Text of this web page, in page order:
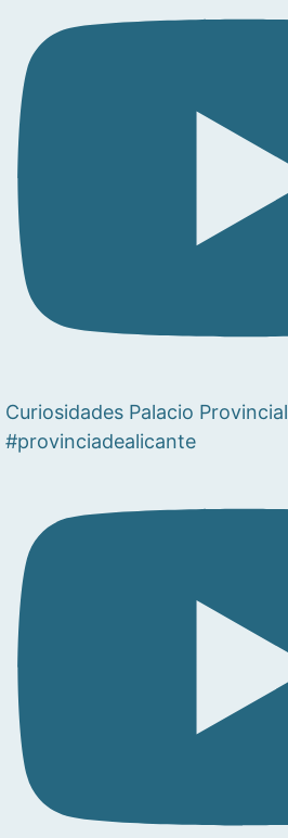
Curiosidades Palacio Provincial
#provinciadealicante